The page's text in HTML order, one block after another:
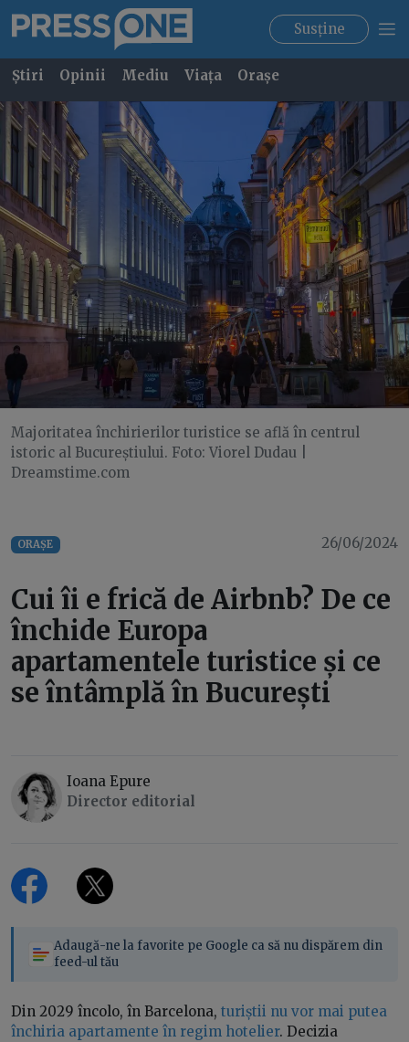
Susține
Știri Opinii Mediu Viața Orașe
Majoritatea închirierilor turistice se află în centrul
istoric al Bucureștiului. Foto: Viorel Dudau |
Dreamstime.com
ORAȘE 26/06/2024
Cui îi e frică de Airbnb? De ce
închide Europa
apartamentele turistice și ce
se întâmplă în București
Ioana Epure
Director editorial
Adaugă-ne la favorite pe Google ca să nu dispărem din
feed-ul tău
Din 2029 încolo, în Barcelona, turiștii nu vor mai putea
închiria apartamente în regim hotelier. Decizia